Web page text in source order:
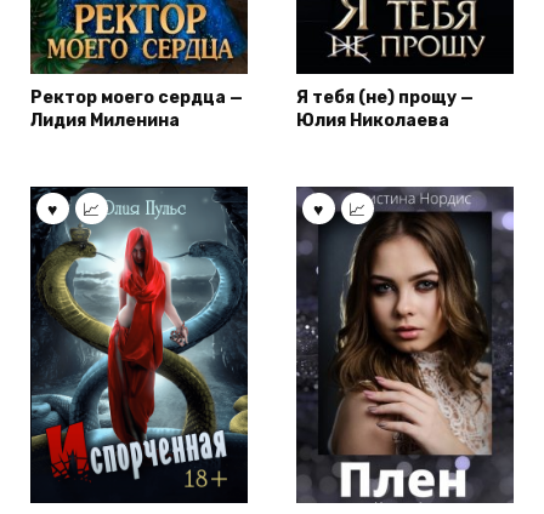
Ректор моего сердца —
Лидия Миленина
Я тебя (не) прощу —
Юлия Николаева